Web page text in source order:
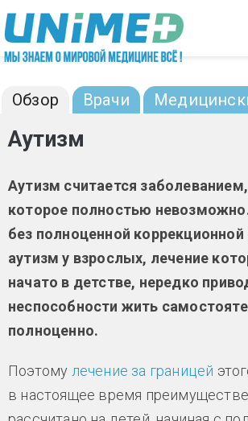
Перейти к основному содержанию
Аутизм: диагностика и
Обзор Врачи
Аутизм
Аутизм считается
которое полностью
без полноценной
аутизм у взрослых, лечение
начато в детстве, нередко
неспособности жить
полноценно.
Поэтому лечение за границей
в настоящее время